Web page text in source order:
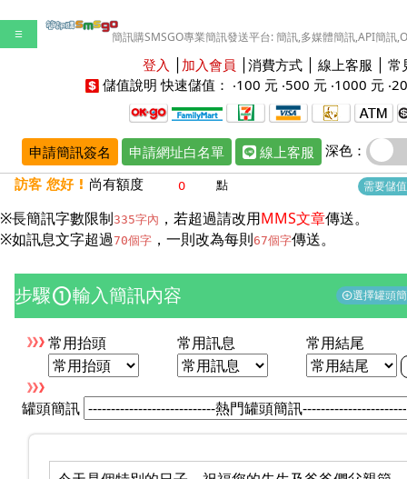
☰ 簡訊購SMSGO專業簡訊發送平台: 簡訊,多媒體簡訊,API簡訊
登入 加入會員 消費方式 線上客服
常
儲值說明 快速儲值： ‧100 元 ‧500 元 ‧1000 元 ‧
申請簡訊簽名 申請網址白名單 線上客服 深色：
訪客 您好 ! 尚有額度 點 需要儲
※長簡訊字數限制335字內 ，若超過請改用MMS文章傳送。
※如訊息文字超過 70個字 ，一則改為每則67個字傳送。
步驟counter_1輸入簡訊內容 add_circle選擇罐頭
常用抬頭 常用訊息 常用結尾
罐頭簡訊